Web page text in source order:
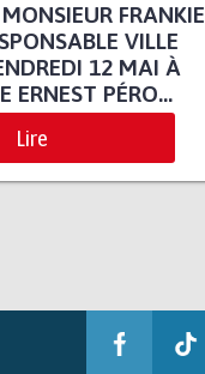
FRANKIE
VILLE
12 MAI À
ERNEST PÉRO...
Lire